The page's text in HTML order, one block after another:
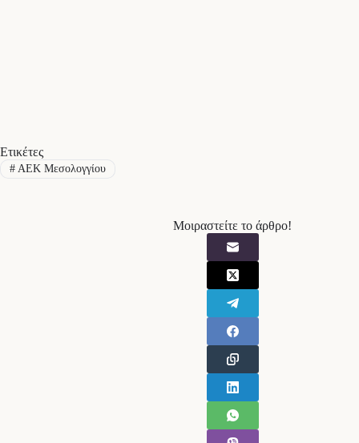
Ετικέτες
#ΑΕΚ Μεσολογγίου
Μοιραστείτε το άρθρο!